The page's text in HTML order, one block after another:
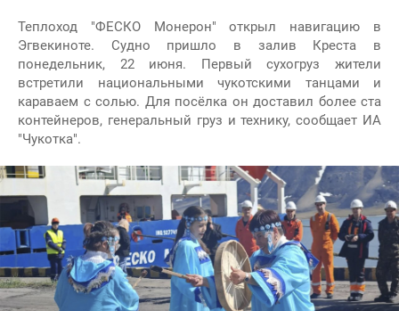
Теплоход "ФЕСКО Монерон" открыл навигацию в
Эгвекиноте. Судно пришло в залив Креста в
понедельник, 22 июня. Первый сухогруз жители
встретили национальными чукотскими танцами и
караваем с солью. Для посёлка он доставил более ста
контейнеров, генеральный груз и технику, сообщает ИА
"Чукотка".